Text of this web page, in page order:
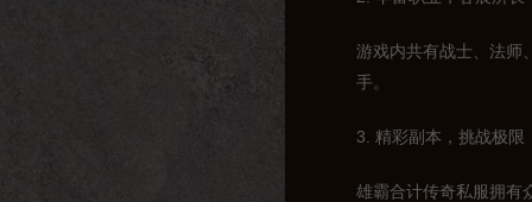
游戏内共有战士、法师
手。
3. 精彩副本，挑战极限
雄霸合计传奇私服拥有